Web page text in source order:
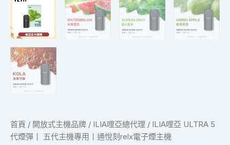
首頁 / 開放式主機品牌 / ILIA哩亞總代理 / ILIA哩亞 ULTRA 5
代煙彈丨 五代主機專用丨通悅刻relx電子煙主機
機
數
量